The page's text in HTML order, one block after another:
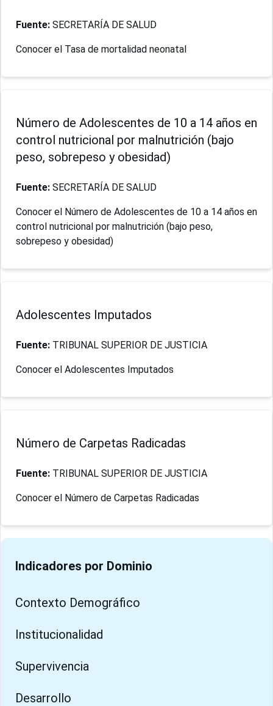
Fuente: SECRETARÍA DE SALUD
Conocer el Tasa de mortalidad neonatal
Número de Adolescentes de 10 a 14 años en
control nutricional por malnutrición (bajo
peso, sobrepeso y obesidad)
Fuente: SECRETARÍA DE SALUD
Conocer el Número de Adolescentes de 10 a 14 años en
control nutricional por malnutrición (bajo peso,
sobrepeso y obesidad)
Adolescentes Imputados
Fuente: TRIBUNAL SUPERIOR DE JUSTICIA
Conocer el Adolescentes Imputados
Número de Carpetas Radicadas
Fuente: TRIBUNAL SUPERIOR DE JUSTICIA
Conocer el Número de Carpetas Radicadas
Indicadores por Dominio
Contexto Demográfico
Institucionalidad
Supervivencia
Desarrollo